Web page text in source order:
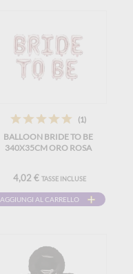
(1)
BALLOON BRIDE TO BE
340X35CM ORO ROSA
4,02 € TASSE INCLUSE
AGGIUNGI AL CARRELLO